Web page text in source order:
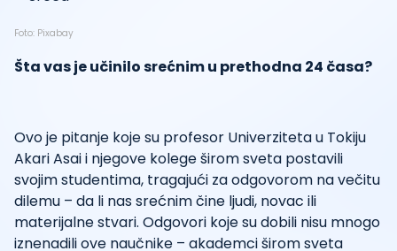
Foto: Pixabay
Šta vas je učinilo srećnim u prethodna 24 časa?
Ovo je pitanje koje su profesor Univerziteta u Tokiju
Akari Asai i njegove kolege širom sveta postavili
svojim studentima, tragajući za odgovorom na večitu
dilemu – da li nas srećnim čine ljudi, novac ili
materijalne stvari. Odgovori koje su dobili nisu mnogo
iznenadili ove naučnike – akademci širom sveta